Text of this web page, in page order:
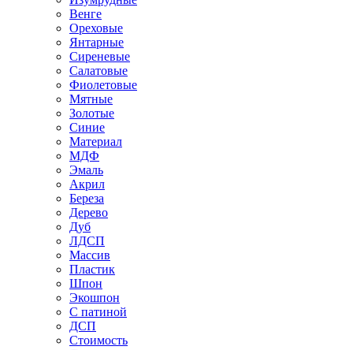
Венге
Ореховые
Янтарные
Сиреневые
Салатовые
Фиолетовые
Мятные
Золотые
Синие
Материал
МДФ
Эмаль
Акрил
Береза
Дерево
Дуб
ЛДСП
Массив
Пластик
Шпон
Экошпон
С патиной
ДСП
Стоимость